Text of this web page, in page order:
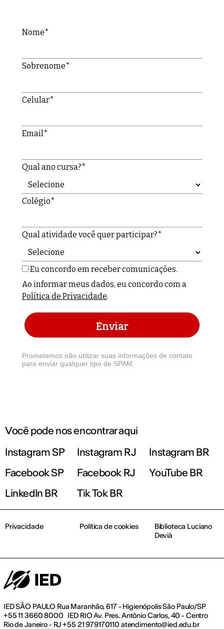
Nome*
Sobrenome*
Celular*
Email*
Qual ano cursa?*
Colégio*
Qual atividade você quer participar?*
Eu concordo em receber comunicações.
Ao informar meus dados, eu concordo com a
Política de Privacidade.
Enviar
Prometemos não utilizar suas informações de contato
para enviar qualquer tipo de SPAM.
Você pode nos encontrar aqui
Instagram SP
Instagram RJ
Instagram BR
Facebook SP
Facebook RJ
YouTube BR
LinkedIn BR
Tik Tok BR
IED SÃO PAULO Rua Maranhão, 617 - Higienópolis São Paulo/SP
+55 11 3660 8000 IED RIO Av. Pres. Antônio Carlos, 40 - Centro
Rio de Janeiro - RJ +55 21 979170110 atendimento@ied.edu.br
Privacidade Política de cookies
Biblioteca Luciano
Devià